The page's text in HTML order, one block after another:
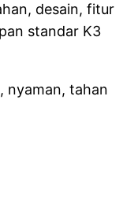
desain, fitur
standar K3
nyaman, tahan